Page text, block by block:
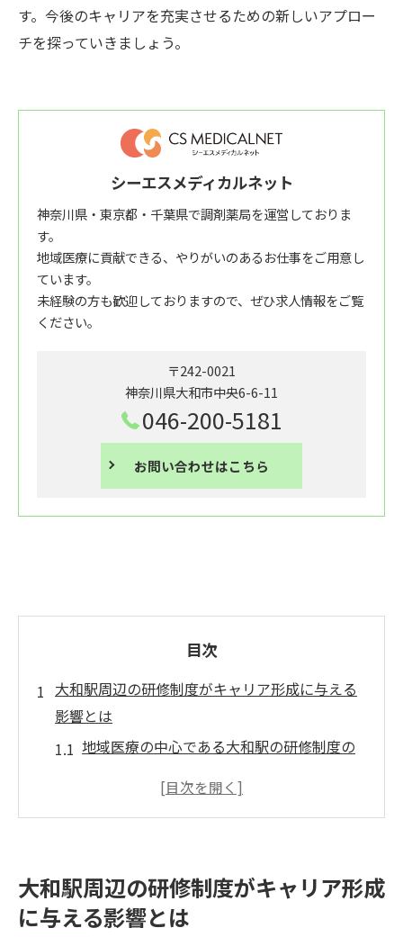
す。今後のキャリアを充実させるための新しいアプロー
チを探っていきましょう。
シーエスメディカルネット
神奈川県・東京都・千葉県で調剤薬局を運営しておりま
す。
地域医療に貢献できる、やりがいのあるお仕事をご用意し
ています。
未経験の方も歓迎しておりますので、ぜひ求人情報をご覧
ください。
〒242-0021
神奈川県大和市中央6-6-11
046-200-5181
お問い合わせはこちら
目次
大和駅周辺の研修制度がキャリア形成に与える
影響とは
地域医療の中心である大和駅の研修制度の
研修制度がキャリア形成にどのように役立
ラムの例
大和駅での研修制度を選ぶ際のポイント
大和駅周辺の研修制度がキャリア形成
に与える影響とは